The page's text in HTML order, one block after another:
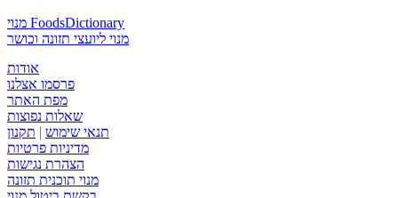
מנוי FoodsDictionary
מנוי ליועצי תזונה וכושר
אודות
פרסמו אצלנו
מפת האתר
שאלות נפוצות
תנאי שימוש | תקנון
מדיניות פרטיות
הצהרת נגישות
מנוי תוכנית תזונה